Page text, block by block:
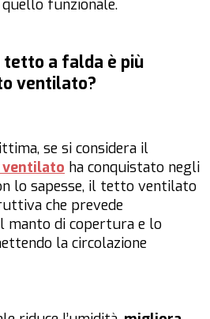
funzionale.
tetto a falda è più
ventilato?
se si considera il
ha conquistato negli
lo sapesse, il tetto ventilato
che prevede
manto di copertura e lo
la circolazione